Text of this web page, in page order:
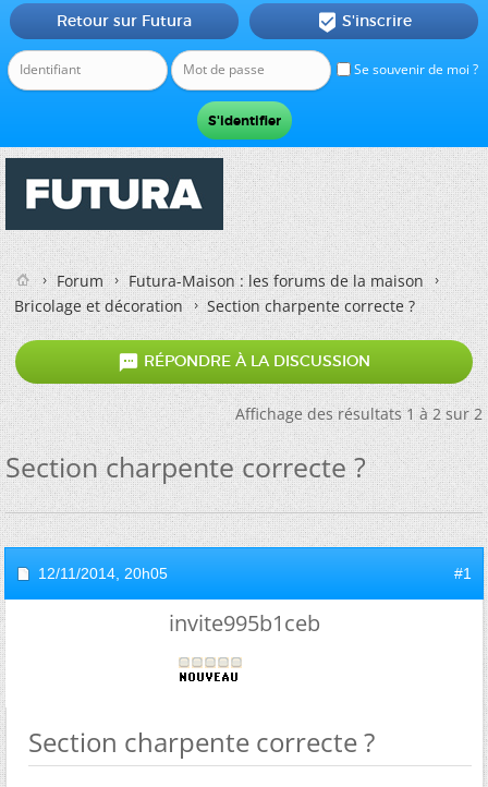
Se souvenir de moi ?
Retour sur Futura  S'inscrire
Forum
Futura-Maison : les forums de la maison
Bricolage et décoration
Section charpente correcte ?
 RÉPONDRE À LA DISCUSSION
Affichage des résultats 1 à 2 sur 2
Section charpente correcte ?
12/11/2014, 20h05 #1
invite995b1ceb
Section charpente correcte ?